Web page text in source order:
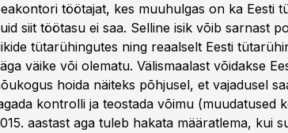
töötajat, kes muuhulgas on ka Eesti
siit töötasu ei saa. Selline isik võib sarnast
tütarühingutes ning reaalselt Eesti
väike või olematu. Välismaalast võidakse
hoida näiteks põhjusel, et vajadusel
kontrolli ja teostada võimu (muudatused
aastast aga tuleb hakata määratlema, kui